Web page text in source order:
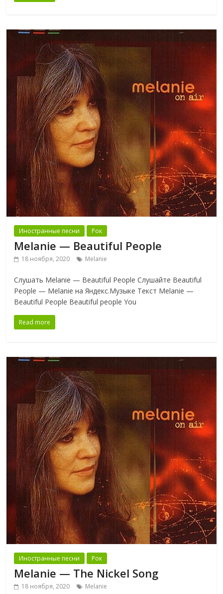
Иностранные песни Рок
Melanie — Beautiful People
18 ноября, 2020 Melanie
Слушать Melanie — Beautiful People Слушайте Beautiful
People — Melanie на Яндекс.Музыке Текст Melanie —
Beautiful People Beautiful people You
Read more
Иностранные песни Рок
Melanie — The Nickel Song
18 ноября, 2020 Melanie